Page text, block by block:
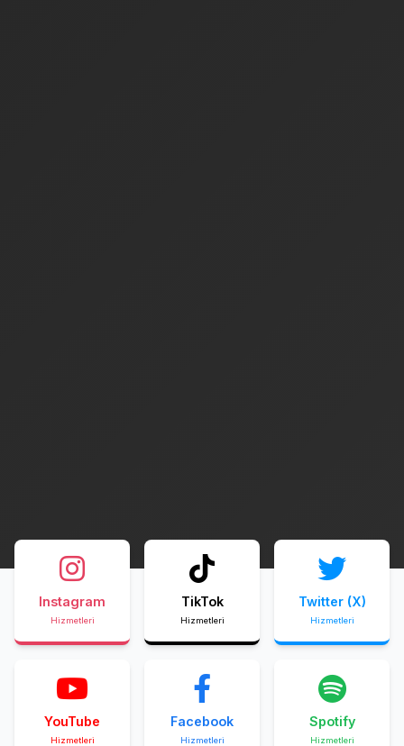
Instagram
Hizmetleri
TikTok
Hizmetleri
Twitter (X)
Hizmetleri
YouTube
Hizmetleri
Facebook
Hizmetleri
Spotify
Hizmetleri